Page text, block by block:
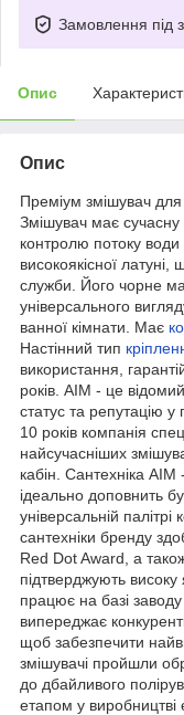
Замовлення під
Опис
Опис
Преміум змішувач для
Змішувач має
контролю потоку води
високоякісної латуні,
служби. Його чорне
універсального
ванної кімнати. Має
Настінний тип
використання,
років. AIM - це
статус та репутацію у
10 років компанія
найсучасніших
кабін. Сантехніка
ідеально доповнить
універсальній
сантехніки бренду
Red Dot Award, а
підтверджують високу
працює на базі
випереджає
щоб забезпечити
змішувачі пройшли
до дбайливого
етапом у виробництві